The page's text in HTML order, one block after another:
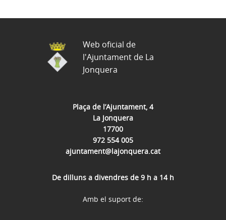
Plaça de l’Ajuntament, 4
La Jonquera
17700
972 554 005
ajuntament@lajonquera.cat
De dilluns a divendres de 9 h a 14 h
Web oficial de
l'Ajuntament de La
Jonquera
Amb el suport de: